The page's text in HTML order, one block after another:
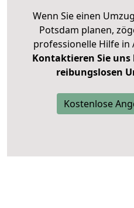
Wenn Sie einen
Potsdam planen,
professionelle Hilfe in
Kontaktieren Sie uns
reibungslosen
Kostenlose